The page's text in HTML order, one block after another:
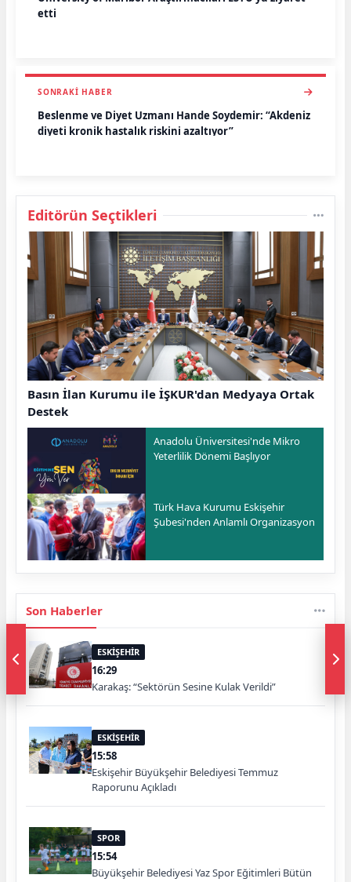
etti
SONRAKI HABER
Beslenme ve Diyet Uzmanı Hande Soydemir: “Akdeniz
diyeti kronik hastalık riskini azaltıyor”
Editörün Seçtikleri
Basın İlan Kurumu ile İŞKUR'dan Medyaya Ortak
Destek
Anadolu Üniversitesi'nde Mikro
Yeterlilik Dönemi Başlıyor
Türk Hava Kurumu Eskişehir
Şubesi'nden Anlamlı Organizasyon
Son Haberler
ESKİŞEHİR
16:29
Karakaş: “Sektörün Sesine Kulak Verildi”
ESKİŞEHİR
15:58
Eskişehir Büyükşehir Belediyesi Temmuz
Raporunu Açıkladı
SPOR
15:54
Büyükşehir Belediyesi Yaz Spor Eğitimleri Bütün